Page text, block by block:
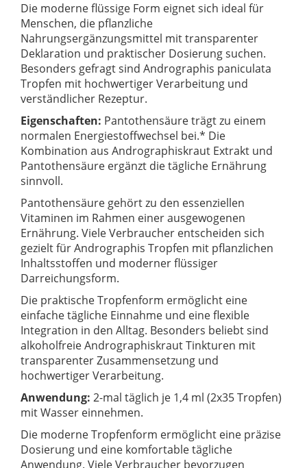
Die moderne flüssige Form eignet sich ideal für
Menschen, die pflanzliche
Nahrungsergänzungsmittel mit transparenter
Deklaration und praktischer Dosierung suchen.
Besonders gefragt sind Andrographis paniculata
Tropfen mit hochwertiger Verarbeitung und
verständlicher Rezeptur.
Eigenschaften: Pantothensäure trägt zu einem
normalen Energiestoffwechsel bei.* Die
Kombination aus Andrographiskraut Extrakt und
Pantothensäure ergänzt die tägliche Ernährung
sinnvoll.
Pantothensäure gehört zu den essenziellen
Vitaminen im Rahmen einer ausgewogenen
Ernährung. Viele Verbraucher entscheiden sich
gezielt für Andrographis Tropfen mit pflanzlichen
Inhaltsstoffen und moderner flüssiger
Darreichungsform.
Die praktische Tropfenform ermöglicht eine
einfache tägliche Einnahme und eine flexible
Integration in den Alltag. Besonders beliebt sind
alkoholfreie Andrographiskraut Tinkturen mit
transparenter Zusammensetzung und
hochwertiger Verarbeitung.
Anwendung: 2-mal täglich je 1,4 ml (2x35 Tropfen)
mit Wasser einnehmen.
Die moderne Tropfenform ermöglicht eine präzise
Dosierung und eine komfortable tägliche
Anwendung. Viele Verbraucher bevorzugen